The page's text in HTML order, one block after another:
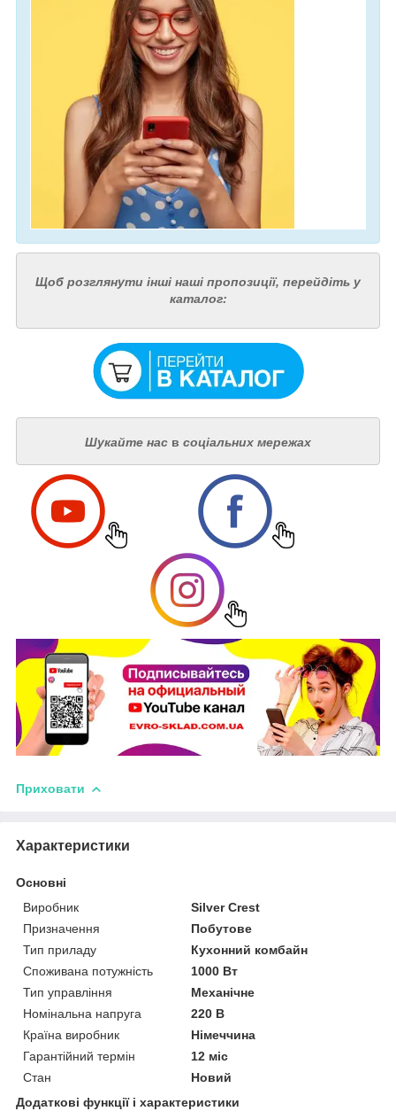
Щоб розглянути інші наші пропозиції, перейдіть у
каталог:
Шукайте нас в соціальних мережах
Приховати
Характеристики
Основні
Виробник
Silver Crest
Призначення
Побутове
Тип приладу
Кухонний комбайн
Споживана потужність
1000 Вт
Тип управління
Механічне
Номінальна напруга
220 В
Країна виробник
Німеччина
Гарантійний термін
12 міс
Стан
Новий
Додаткові функції і характеристики